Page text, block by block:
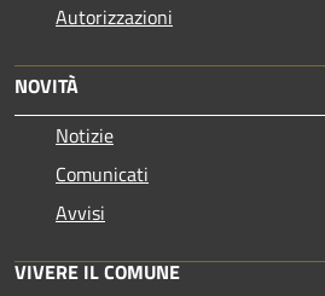
Autorizzazioni
NOVITÀ
Notizie
Comunicati
Avvisi
VIVERE IL COMUNE